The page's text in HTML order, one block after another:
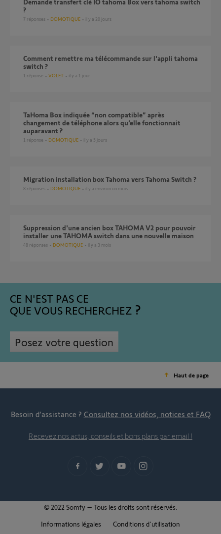
Demande transfert clé IO tahoma Box vers tahoma switch
?
7 réponses DOMOTIQUE il y a 20 jours
Comment remettre ma télécommande sur l'appli tahoma
switch ?
1 réponse VOLET il y a 1 jour
TaHoma Box indiquée “non compatible” après
changement de téléphone alors qu’elle fonctionnait
auparavant ?
1 réponse DOMOTIQUE il y a 5 jours
Migration installation box Tahoma vers Tahoma Switch ?
8 réponses DOMOTIQUE il y a environ un mois
Suppression d'une ancien box TAHOMA V2 pour pouvoir
installer une TAHOMA switch dans une nouvelle maison
48 réponses DOMOTIQUE il y a 3 mois
CE N'EST PAS CE
QUE VOUS RECHERCHEZ
Posez votre question
Haut de page
Besoin d’assistance ? Consultez nos vidéos, notices et FAQ
Recevez nos actus, conseils et bons plans par email !
© 2022 Somfy – Tous les droits sont réservés.
Informations légales
Conditions d'utilisation